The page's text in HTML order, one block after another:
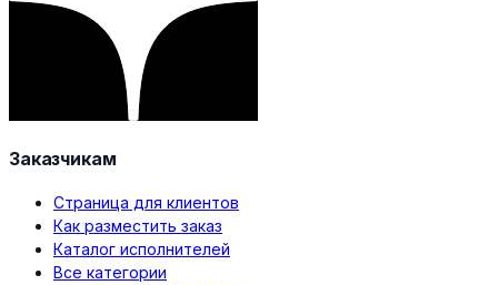
Заказчикам
Страница для клиентов
Как разместить заказ
Каталог исполнителей
Все категории